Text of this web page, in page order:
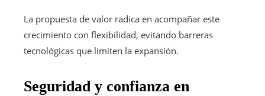
La propuesta de valor radica en acompañar este
crecimiento con flexibilidad, evitando barreras
tecnológicas que limiten la expansión.
Seguridad y confianza en